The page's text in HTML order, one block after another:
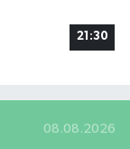
21:30
08.08.2026